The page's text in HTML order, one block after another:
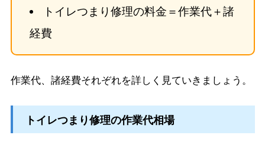
トイレつまり修理の料金＝作業代＋諸
経費
作業代、諸経費それぞれを詳しく見ていきましょう。
トイレつまり修理の作業代相場